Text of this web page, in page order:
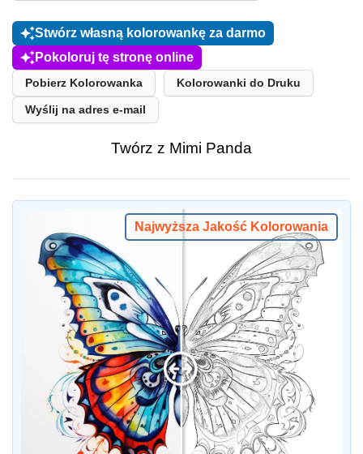
Stwórz własną kolorowankę za darmo
Pokoloruj tę stronę online
Pobierz Kolorowanka Kolorowanki do Druku
Wyślij na adres e-mail
Twórz z Mimi Panda
Najwyższa Jakość Kolorowania